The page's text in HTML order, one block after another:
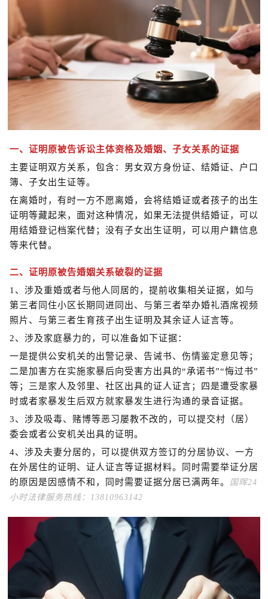
一、证明原被告诉讼主体资格及婚姻、子女关系的证据
主要证明双方关系，包含：男女双方身份证、结婚证、户口
簿、子女出生证等。
在离婚时，有时一方不愿离婚，会将结婚证或者孩子的出生
证明等藏起来，面对这种情况，如果无法提供结婚证，可以
用结婚登记档案代替；没有子女出生证明，可以用户籍信息
等来代替。
二、证明原被告婚姻关系破裂的证据
1、涉及重婚或者与他人同居的，提前收集相关证据，如与
第三者同住小区长期同进同出、与第三者举办婚礼酒席视频
照片、与第三者生育孩子出生证明及其余证人证言等。
2、涉及家庭暴力的，可以准备如下证据：
一是提供公安机关的出警记录、告诫书、伤情鉴定意见等；
二是加害方在实施家暴后向受害方出具的“承诺书”“悔过书”
等；三是家人及邻里、社区出具的证人证言；四是遭受家暴
时或者家暴发生后双方就家暴发生进行沟通的录音证据。
3、涉及吸毒、赌博等恶习屡教不改的，可以提交村（居）
委会或者公安机关出具的证明。
4、涉及夫妻分居的，可以提供双方签订的分居协议、一方
在外居住的证明、证人证言等证据材料。同时需要举证分居
的原因是因感情不和，同时需要证据分居已满两年。 国晖24
小时法律服务热线：13810963142